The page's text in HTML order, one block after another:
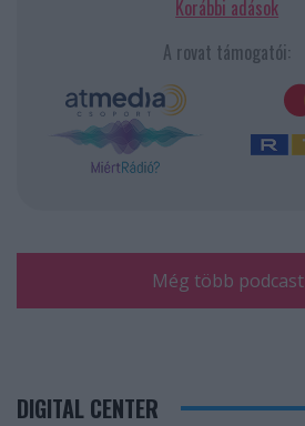
Korábbi adások
A rovat támogatói:
Még több podcast
DIGITAL CENTER